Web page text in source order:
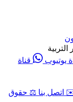
التربية
يوتيوب
قناة
اتصل بنا ⚖️ حقوق